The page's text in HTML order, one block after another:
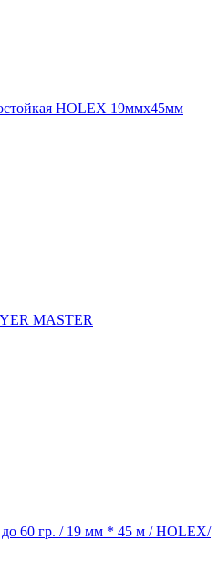
HOLEX 19ммх45мм
MASTER
до 60 гр. / 19 мм * 45 м / HOLEX/